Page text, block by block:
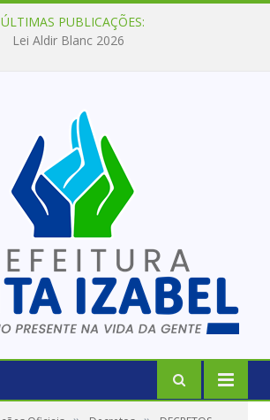
ÚLTIMAS PUBLICAÇÕES:
Lei Aldir Blanc 2026